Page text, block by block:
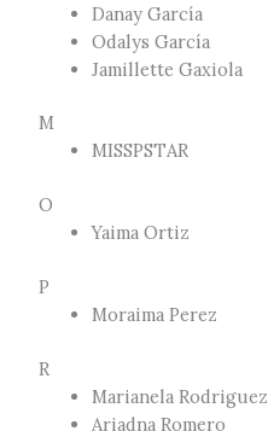
Danay García
Odalys García
Jamillette Gaxiola
M
MISSPSTAR
O
Yaima Ortiz
P
Moraima Perez
R
Marianela Rodriguez
Ariadna Romero